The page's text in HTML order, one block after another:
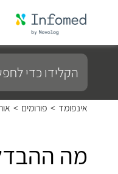
הקלידו
כדי
לחפש
רופאים,
מידע
מקצועי,
אינפומד > פורומים >
מה ההבדל